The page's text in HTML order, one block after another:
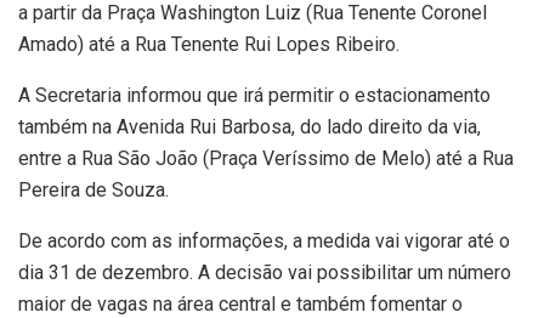
a partir da Praça Washington Luiz (Rua Tenente Coronel
Amado) até a Rua Tenente Rui Lopes Ribeiro.
A Secretaria informou que irá permitir o estacionamento
também na Avenida Rui Barbosa, do lado direito da via,
entre a Rua São João (Praça Veríssimo de Melo) até a Rua
Pereira de Souza.
De acordo com as informações, a medida vai vigorar até o
dia 31 de dezembro. A decisão vai possibilitar um número
maior de vagas na área central e também fomentar o